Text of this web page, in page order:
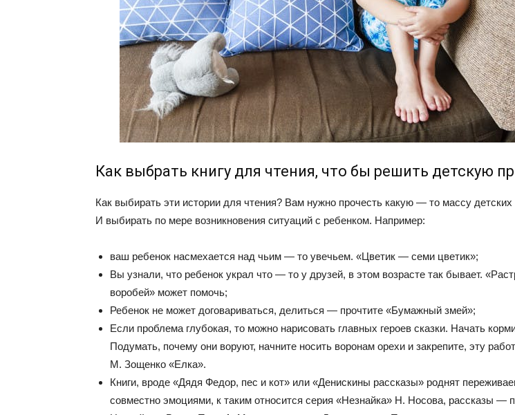
Как выбрать книгу для чтения, что бы решить детскую
Как выбирать эти истории для чтения? Вам нужно прочесть какую — то массу детских
И выбирать по мере возникновения ситуаций с ребенком. Например:
ваш ребенок насмехается над чьим — то увечьем. «Цветик — семи цветик»;
Вы узнали, что ребенок украл что — то у друзей, в этом возрасте так бывает.
воробей» может помочь;
Ребенок не может договариваться, делиться — прочтите «Бумажный змей»;
Если проблема глубокая, то можно нарисовать главных героев сказки. Начать
Подумать, почему они воруют, начните носить воронам орехи и закрепите, эту
М. Зощенко «Елка».
Книги, вроде «Дядя Федор, пес и кот» или «Денискины рассказы» роднят
совместно эмоциями, к таким относится серия «Незнайка» Н. Носова, рассказы —